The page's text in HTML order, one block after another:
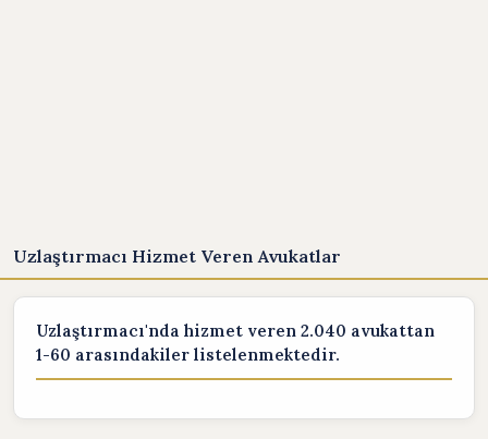
Uzlaştırmacı Hizmet Veren Avukatlar
Uzlaştırmacı'nda hizmet veren 2.040 avukattan
1-60 arasındakiler listelenmektedir.